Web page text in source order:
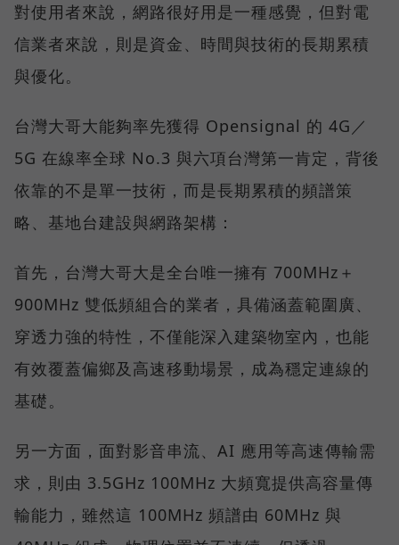
對使用者來說，網路很好用是一種感覺，但對電
信業者來說，則是資金、時間與技術的長期累積
與優化。
台灣大哥大能夠率先獲得 Opensignal 的 4G／
5G 在線率全球 No.3 與六項台灣第一肯定，背後
依靠的不是單一技術，而是長期累積的頻譜策
略、基地台建設與網路架構：
首先，台灣大哥大是全台唯一擁有 700MHz＋
900MHz 雙低頻組合的業者，具備涵蓋範圍廣、
穿透力強的特性，不僅能深入建築物室內，也能
有效覆蓋偏鄉及高速移動場景，成為穩定連線的
基礎。
另一方面，面對影音串流、AI 應用等高速傳輸需
求，則由 3.5GHz 100MHz 大頻寬提供高容量傳
輸能力，雖然這 100MHz 頻譜由 60MHz 與